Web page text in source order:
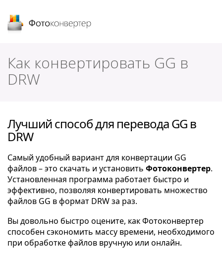
Как конвертировать GG в
DRW
Лучший способ для перевода GG в
DRW
Самый удобный вариант для конвертации GG
файлов – это скачать и установить Фотоконвертер.
Установленная программа работает быстро и
эффективно, позволяя конвертировать множество
файлов GG в формат DRW за раз.
Вы довольно быстро оцените, как Фотоконвертер
способен сэкономить массу времени, необходимого
при обработке файлов вручную или онлайн.